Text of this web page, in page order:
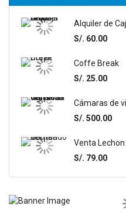
Alquiler de
S/. 60.00
Coffe Break
S/. 25.00
Cámaras de
S/. 500.00
Venta
S/. 79.00